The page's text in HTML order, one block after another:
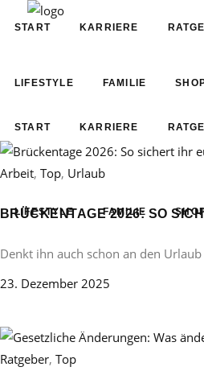
START KARRIERE
LIFESTYLE FAMILIE
START KARRIERE
LIFESTYLE FAMILIE
Arbeit, Top, Urlaub
BRÜCKENTAGE 2026: SO
Denkt ihn auch schon an den
23. Dezember 2025
Ratgeber, Top